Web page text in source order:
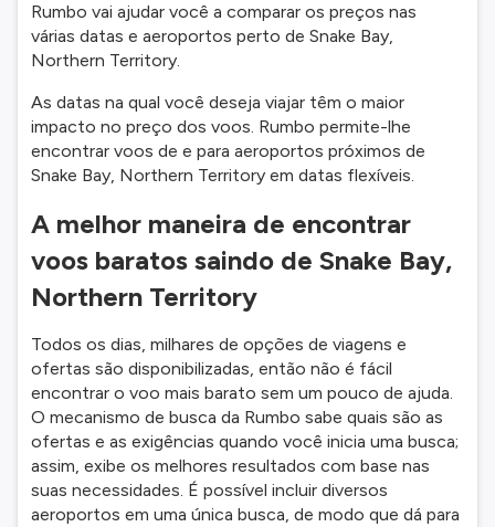
Rumbo vai ajudar você a comparar os preços nas
várias datas e aeroportos perto de Snake Bay,
Northern Territory.
As datas na qual você deseja viajar têm o maior
impacto no preço dos voos. Rumbo permite-lhe
encontrar voos de e para aeroportos próximos de
Snake Bay, Northern Territory em datas flexíveis.
A melhor maneira de encontrar
voos baratos saindo de Snake Bay,
Northern Territory
Todos os dias, milhares de opções de viagens e
ofertas são disponibilizadas, então não é fácil
encontrar o voo mais barato sem um pouco de ajuda.
O mecanismo de busca da Rumbo sabe quais são as
ofertas e as exigências quando você inicia uma busca;
assim, exibe os melhores resultados com base nas
suas necessidades. É possível incluir diversos
aeroportos em uma única busca, de modo que dá para